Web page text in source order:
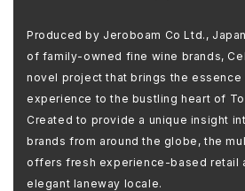
Produced by Jeroboam Co Ltd.,
of family-owned fine wine brands,
novel project that brings the
experience to the bustling heart of
Created to provide a unique insight
brands from around the globe, the
offers fresh experience-based retail
elegant laneway locale.